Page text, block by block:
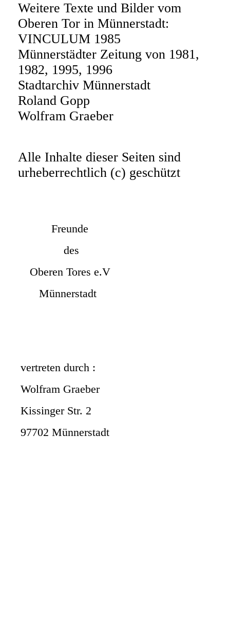
Weitere Texte und Bilder vom
Oberen Tor in Münnerstadt:
VINCULUM 1985
Münnerstädter Zeitung von 1981,
1982, 1995, 1996
Stadtarchiv Münnerstadt
Roland Gopp
Wolfram Graeber
Alle Inhalte dieser Seiten sind
urheberrechtlich (c) geschützt
Freunde
des
Oberen Tores e.V
Münnerstadt
vertreten durch :
Wolfram Graeber
Kissinger Str. 2
97702 Münnerstadt